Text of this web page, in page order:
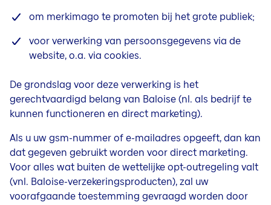
om merkimago te promoten bij het grote publiek;
voor verwerking van persoonsgegevens via de
website, o.a. via cookies.
De grondslag voor deze verwerking is het
gerechtvaardigd belang van Baloise (nl. als bedrijf te
kunnen functioneren en direct marketing).
Als u uw gsm-nummer of e-mailadres opgeeft, dan kan
dat gegeven gebruikt worden voor direct marketing.
Voor alles wat buiten de wettelijke opt-outregeling valt
(vnl. Baloise-verzekeringsproducten), zal uw
voorafgaande toestemming gevraagd worden door